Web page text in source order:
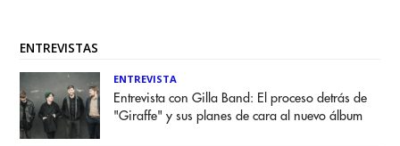
ENTREVISTAS
ENTREVISTA
Entrevista con Gilla Band: El proceso detrás de
"Giraffe" y sus planes de cara al nuevo álbum